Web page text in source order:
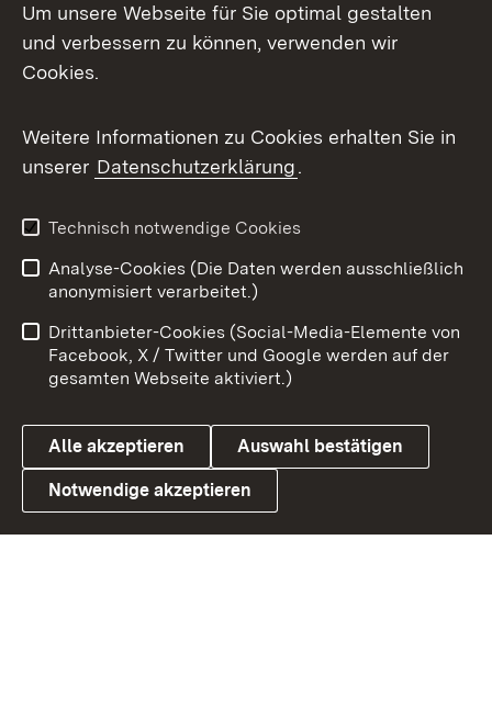
Mastodon
Messenger
Social Wall
X / Twitter
Youtube
Link zum Landesportal
Benutzungshinweise
Barrierefreiheit
Datenschutz
Cookies
Um unsere Webseite für Sie optimal gestalten
und verbessern zu können, verwenden wir
Cookies.
Weitere Informationen zu Cookies erhalten Sie in
unserer Datenschutzerklärung.
Technisch notwendige Cookies
Analyse-Cookies (Die Daten werden ausschließlich
anonymisiert verarbeitet.)
Drittanbieter-Cookies (Social-Media-Elemente von
Facebook, X / Twitter und Google werden auf der
gesamten Webseite aktiviert.)
Alle akzeptieren Auswahl bestätigen
Notwendige akzeptieren